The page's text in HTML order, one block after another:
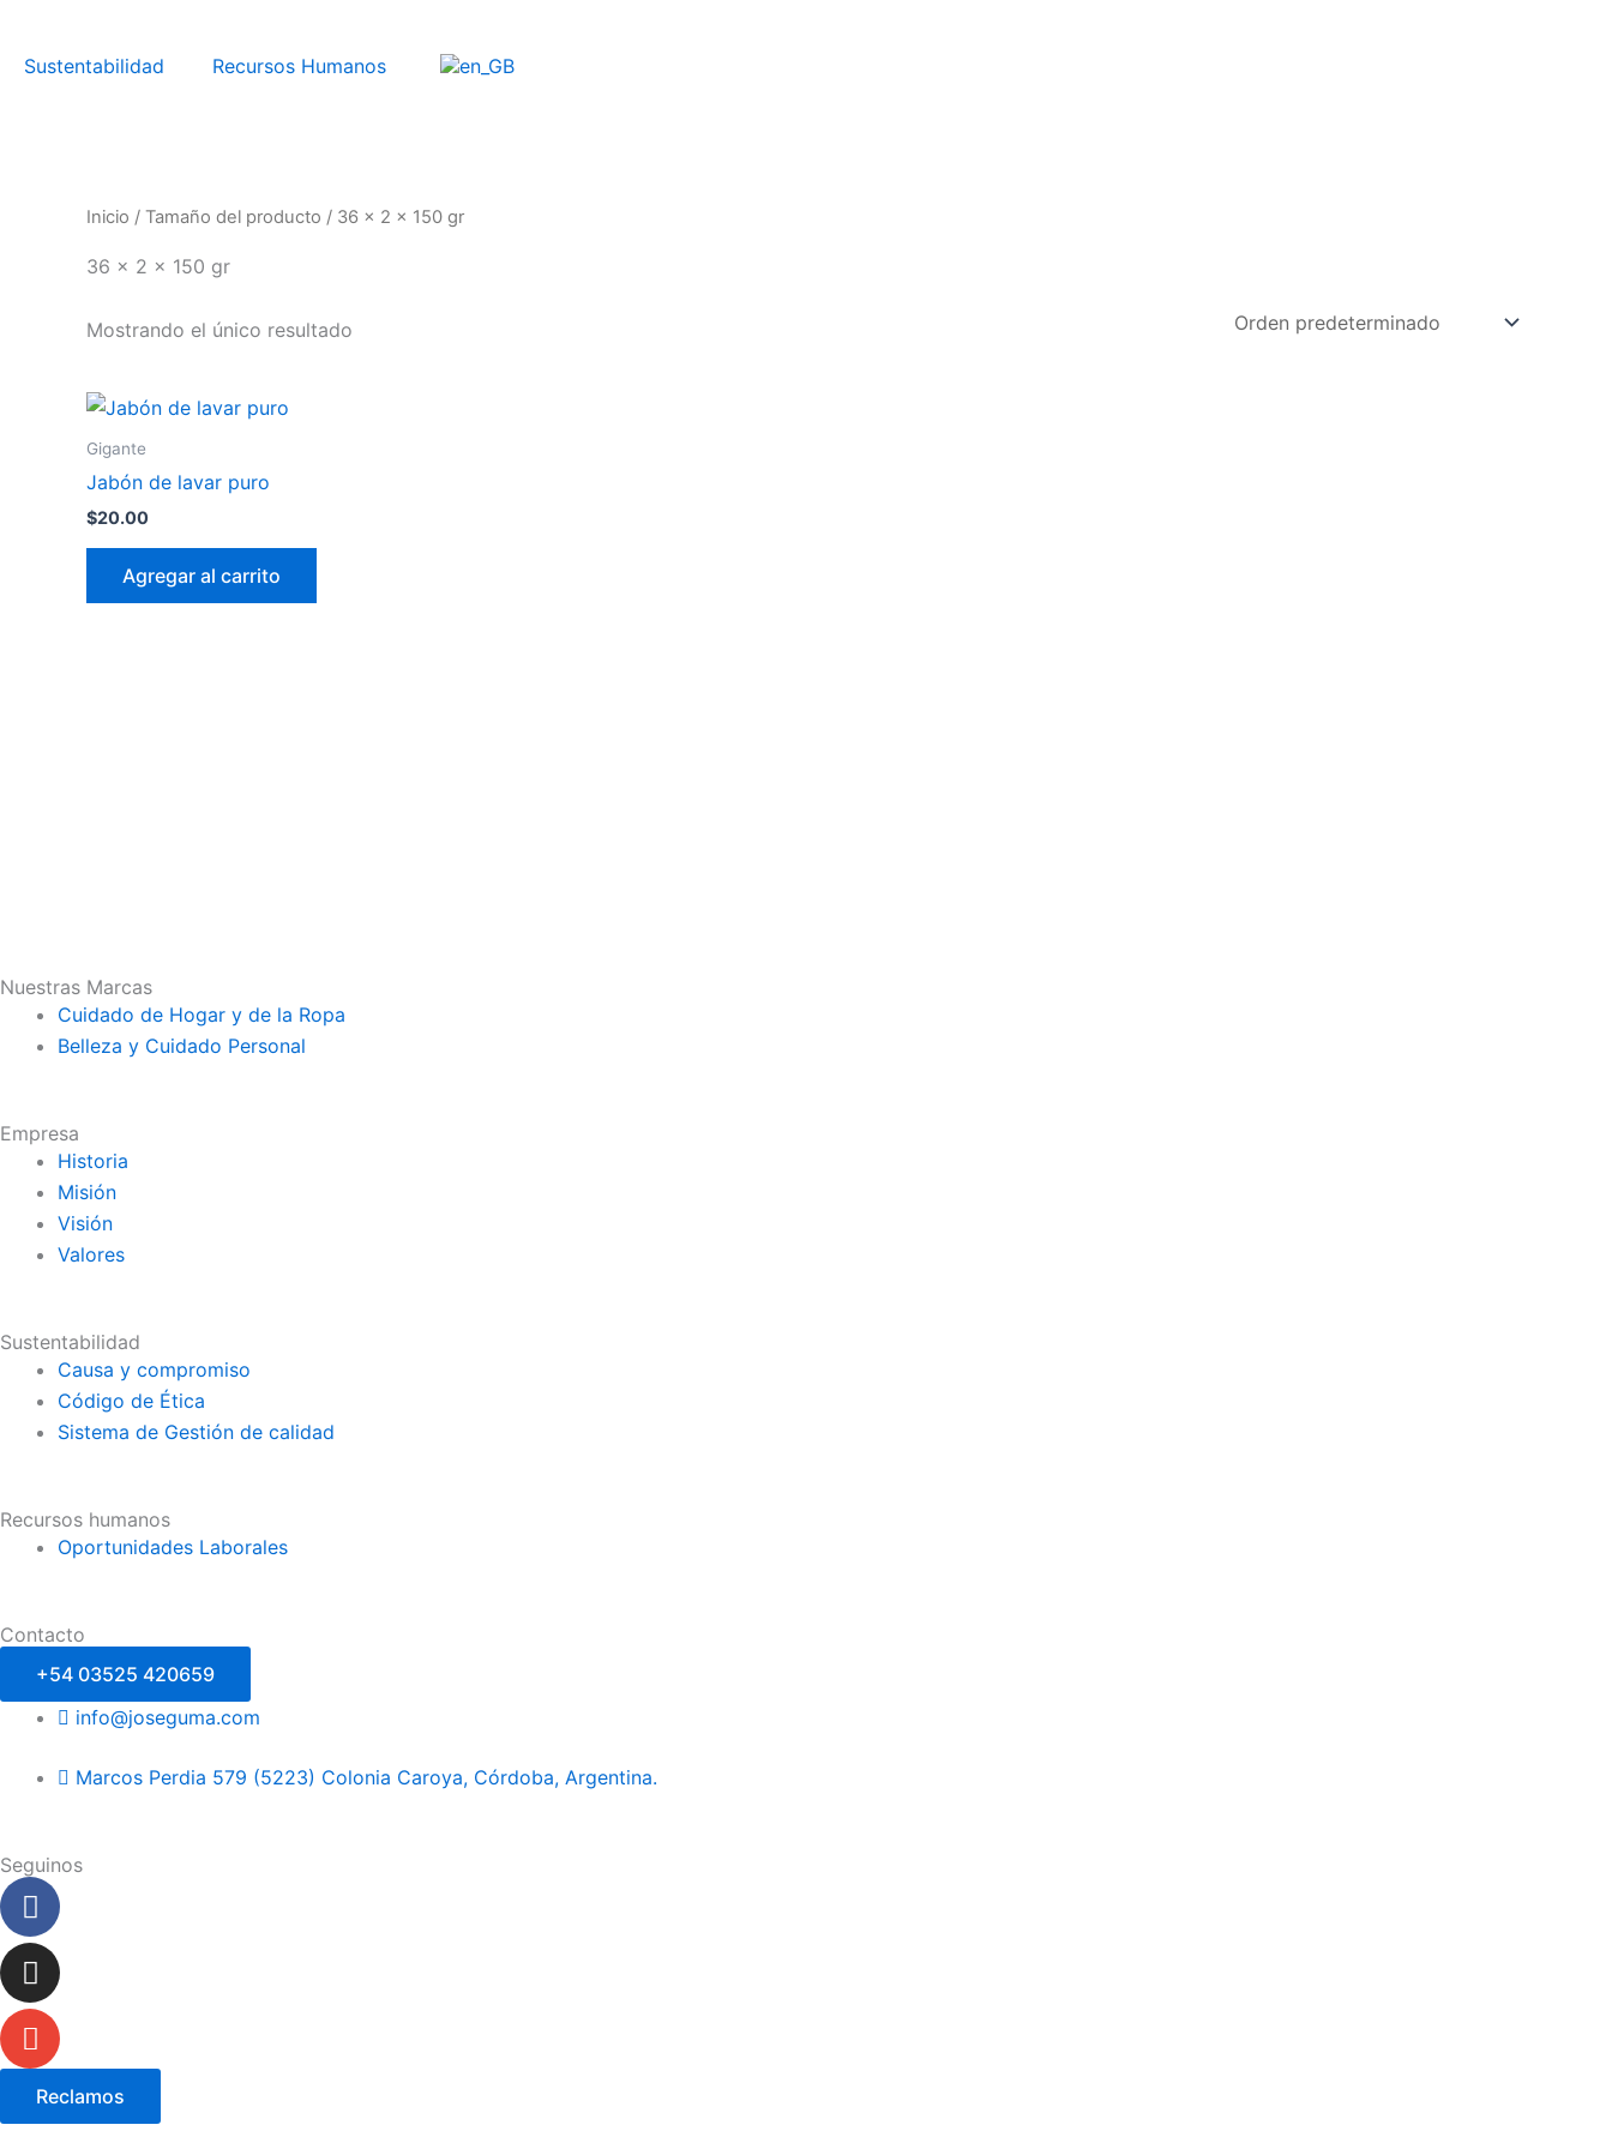
Sustentabilidad Recursos Humanos
Inicio / Tamaño del producto / 36 x 2 x 150 gr
36 x 2 x 150 gr
Mostrando el único resultado
Gigante
Jabón de lavar puro
$20.00
Agregar al carrito
Nuestras Marcas
Cuidado de Hogar y de la Ropa
Belleza y Cuidado Personal
Empresa
Historia
Misión
Visión
Valores
Sustentabilidad
Causa y compromiso
Código de Ética
Sistema de Gestión de calidad
Recursos humanos
Oportunidades Laborales
Contacto
+54 03525 420659
info@joseguma.com
Marcos Perdia 579 (5223) Colonia Caroya, Córdoba, Argentina.
Seguinos
Facebook-
f
Instagram
Envelope
Reclamos